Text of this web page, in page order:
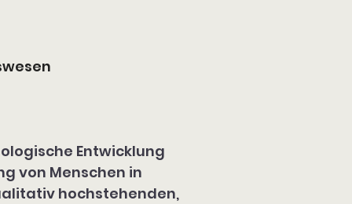
Entwicklung
von Menschen in
hochstehenden,